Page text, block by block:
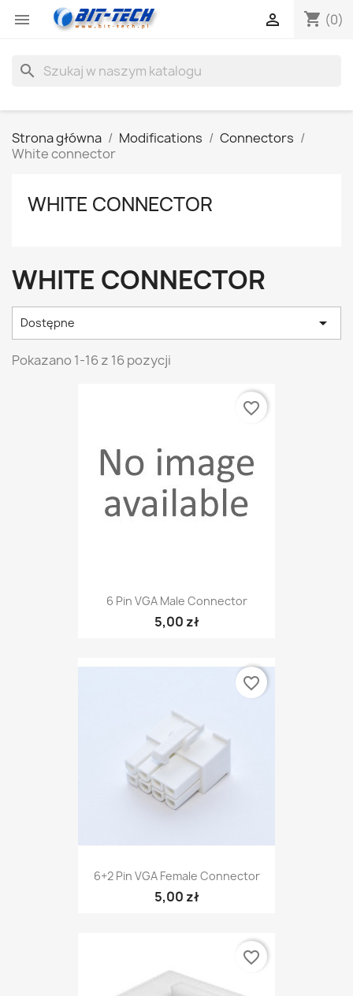
 shopping_cart (0)

search
Strona główna Modifications
Connectors
White connector
WHITE CONNECTOR
WHITE CONNECTOR
Dostępne 
Pokazano 1-16 z 16 pozycji
6 Pin VGA Male Connector
5,00 zł
favorite_border
6+2 Pin VGA Female Connector
5,00 zł
favorite_border
favorite_border